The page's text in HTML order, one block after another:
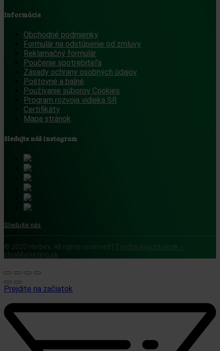
Informácie
Obchodné podmienky
Formulár na odstúpenie od zmluvy
Reklamačný formulár
Poučenie spotrebiteľa
Zásady ochrany osobných údajov
Poštovné a balné
Používanie súborov Cookies
Program rozvoja vidieka SR
Certifikáty
Mapa stránok
Sledujte náš instagram
Sledujte nás
© 2020 Herbex. All rights reserved | Tvorba web stránok –
IdeaMarketing.sk
Prejdite na začiatok